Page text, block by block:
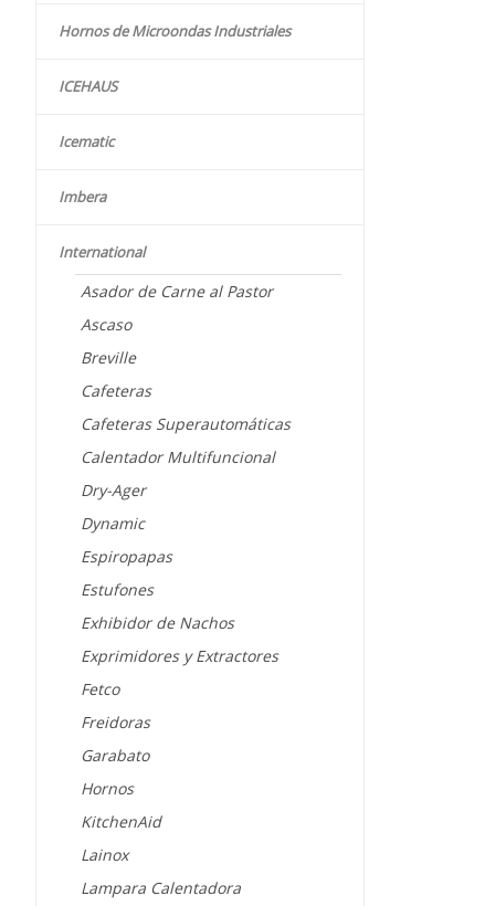
Hornos de Microondas Industriales
ICEHAUS
Icematic
Imbera
International
Asador de Carne al Pastor
Ascaso
Breville
Cafeteras
Cafeteras Superautomáticas
Calentador Multifuncional
Dry-Ager
Dynamic
Espiropapas
Estufones
Exhibidor de Nachos
Exprimidores y Extractores
Fetco
Freidoras
Garabato
Hornos
KitchenAid
Lainox
Lampara Calentadora